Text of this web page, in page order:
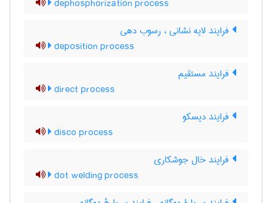
dephosphorization process
فرایند لایه نشانی ، رسوب دهی
deposition process
فرایند مستقیم
direct process
فرایند دیسکو
disco process
فرایند خال جوشکاری
dot welding process